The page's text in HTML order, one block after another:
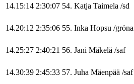
14.15:14 2:30:07 54. Katja Taimela /sd
14.20:12 2:35:06 55. Inka Hopsu /gröna
14.25:27 2:40:21 56. Jani Mäkelä /saf
14.30:39 2:45:33 57. Juha Mäenpää /saf